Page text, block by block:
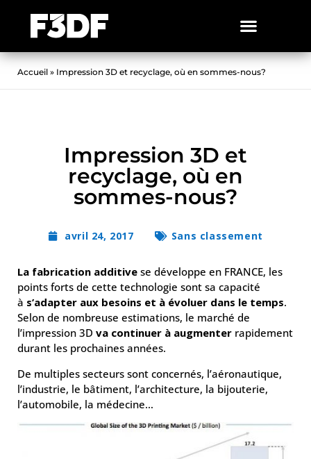
Accueil » Impression 3D et recyclage, où en sommes-nous?
Impression 3D et
recyclage, où en
sommes-nous?
avril 24, 2017 Sans classement
La fabrication additive se développe en FRANCE, les
points forts de cette technologie sont sa capacité
à s’adapter aux besoins et à évoluer dans le temps.
Selon de nombreuse estimations, le marché de
l’impression 3D va continuer à augmenter rapidement
durant les prochaines années.
De multiples secteurs sont concernés, l’aéronautique,
l’industrie, le bâtiment, l’architecture, la bijouterie,
l’automobile, la médecine…